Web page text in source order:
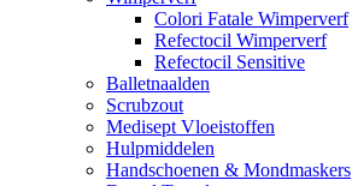
Colori Fatale Wimperverf
Refectocil Wimperverf
Refectocil Sensitive
Balletnaalden
Scrubzout
Medisept Vloeistoffen
Hulpmiddelen
Handschoenen & Mondmaskers